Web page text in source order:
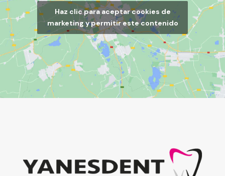
Haz clic para aceptar cookies de
marketing y permitir este contenido